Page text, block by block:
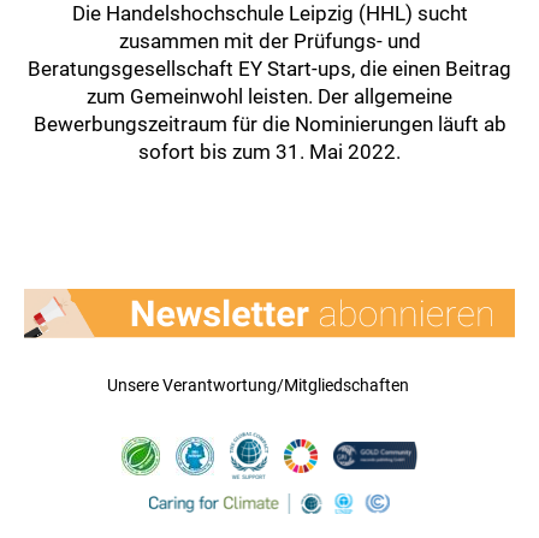
Die Handelshochschule Leipzig (HHL) sucht
zusammen mit der Prüfungs- und
Beratungsgesellschaft EY Start-ups, die einen Beitrag
zum Gemeinwohl leisten. Der allgemeine
Bewerbungszeitraum für die Nominierungen läuft ab
sofort bis zum 31. Mai 2022.
Unsere Verantwortung/Mitgliedschaften